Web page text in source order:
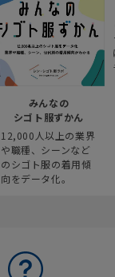
みんなの
シゴト服ずかん
12,000人以上の業界
や職種、シーンなど
のシゴト服の着用傾
向をデータ化。